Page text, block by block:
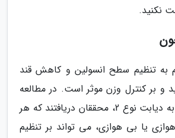
نکنید.
به تنظیم سطح انسولین و کاهش قند
و بر کنترل وزن موثر است. در مطالعه
ای روی افراد مبتلا به دیابت نوع 2، محققان دریافتند که هر
یا بی هوازی، می تواند بر تنظیم